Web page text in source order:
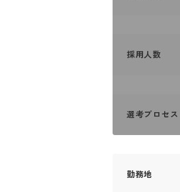
採用人数
選考プロセス
勤務地